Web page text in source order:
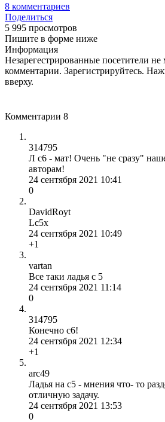
8 комментариев
Поделиться
5 995 просмотров
Пишите в форме ниже
Информация
Незарегестрированные посетители не
комментарии. Зарегистрируйтесь.
вверху.
Комментарии 8
314795
Л с6 - мат! Очень "не сразу"
авторам!
24 сентября 2021 10:41
0
DavidRoyt
Lc5x
24 сентября 2021 10:49
+1
vartan
Все таки ладья с 5
24 сентября 2021 11:14
0
314795
Конечно с6!
24 сентября 2021 12:34
+1
arc49
Ладья на c5 - мнения что- то
отличную задачу.
24 сентября 2021 13:53
0